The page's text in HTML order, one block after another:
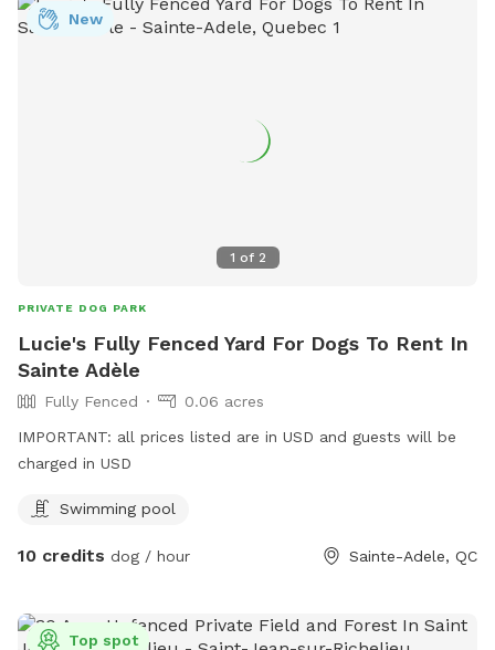
1 of 2
New
PRIVATE DOG PARK
Lucie's Fully Fenced Yard For Dogs To Rent In
Sainte Adèle
Fully Fenced
0.06 acres
IMPORTANT: all prices listed are in USD and guests will be
charged in USD
Swimming pool
10 credits dog / hour Sainte-Adele, QC
Top spot